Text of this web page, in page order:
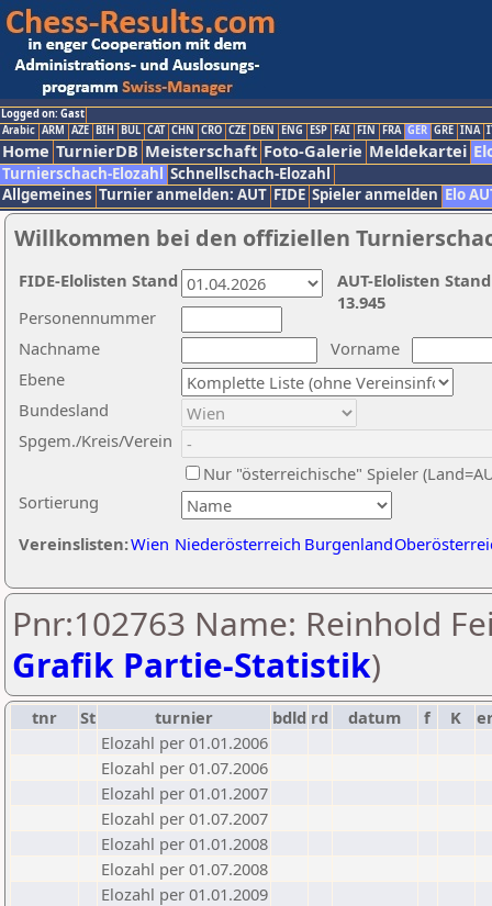
Logged on: Gast
Arabic ARM AZE BIH BUL CAT CHN CRO CZE DEN ENG ESP FAI FIN FRA GER GRE INA
Home TurnierDB Meisterschaft Foto-Galerie Meldekartei
Turnierschach-Elozahl Schnellschach-Elozahl
Allgemeines Turnier anmelden: AUT FIDE Spieler anmelden Elo
Willkommen bei den offiziellen
Nachname
Vorname
Ebene
Sortierung
Personennummer
Bundesland
Spgem./Kreis/Verein
Nur "österreichische" Spieler
Vereinslisten:Wien Niederösterreich Burgenland
AUT-Elolisten
13.945
FIDE-Elolisten Stand
Pnr:102763 Name: Reinhold
Grafik Partie-Statistik)
tnr St turnier bdld rd datum f K
Elozahl per 01.01.2006
Elozahl per 01.07.2006
Elozahl per 01.01.2007
Elozahl per 01.07.2007
Elozahl per 01.01.2008
Elozahl per 01.07.2008
Elozahl per 01.01.2009